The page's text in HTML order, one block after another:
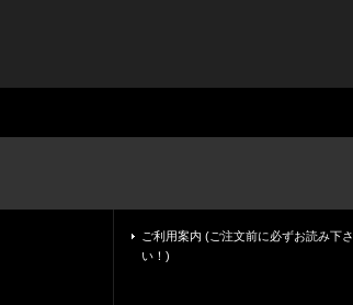
ご利用案内 (ご注文前に必ずお読み下さ
い！)